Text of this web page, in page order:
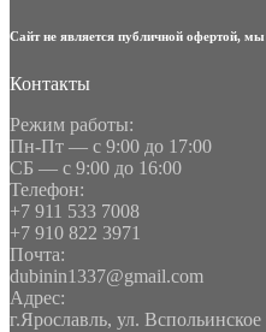
Сайт не является публичной офертой,
Контакты
Режим работы:
Пн-Пт — с 9:00 до 17:00
СБ — с 9:00 до 16:00
Телефон:
+7 911 533 7008
+7 910 822 3971
Почта:
dubinin1337@gmail.com
Адрес:
г.Ярославль, ул.